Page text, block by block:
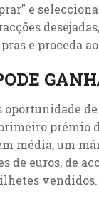
e
e proceda
oportunidade
prémio
média, um
de euros, de
vendidos.